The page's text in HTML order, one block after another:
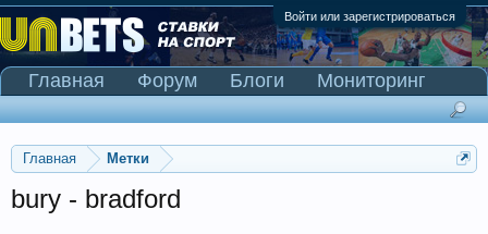
Войти или зарегистрироваться
Главная Метки
bury - bradford
Главная Форум Блоги
Мониторинг
Сканер Pinnacle